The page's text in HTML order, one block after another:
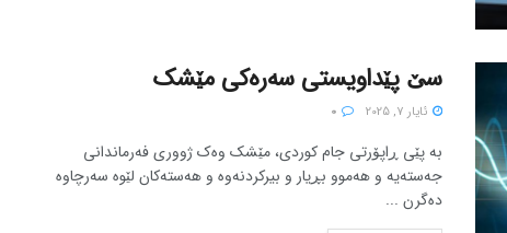
سێ پێداویستی سەرەکی مێشک
ئایار 7, 2025
بە پێی ڕاپۆرتی جام کوردی، مێشک وەک ژووری فەرماندانی
جەستەیە و هەموو بڕیار و بیرکردنەوە و هەستەکان لێوە سەرچاوە
دەگرن ...